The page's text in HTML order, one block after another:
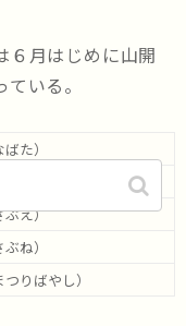
６月はじめに山開
いる。
ばた）
ぶえ）
ぶね）
つりばやし）